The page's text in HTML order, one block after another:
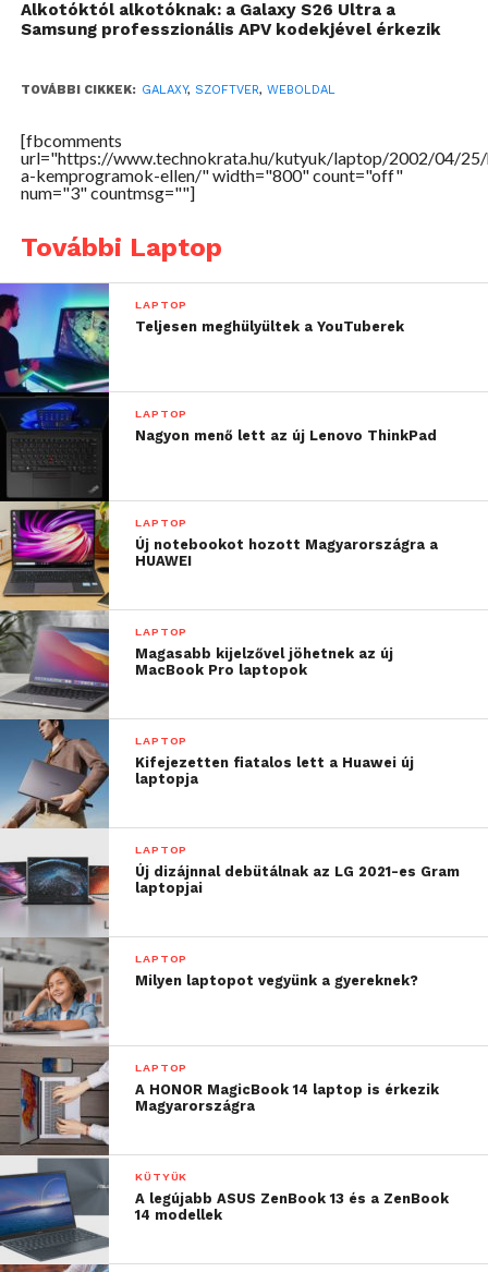
Szintén érdekes, hogy a módosított file-csere
programokat sokszor az eredeti program
annyit sikerült elérniük, hogy a Kazaalite eltűnt a
terjedését már nem tudják megakadályozni.
Valószínűleg ugyanúgy bele kell nyugodniuk az
ilyen programok létezésébe, mint ahogy azt a
Alkotóktól alkotóknak: a Galaxy S26 Ultra a
Samsung professzionális APV kodekjével érkezik
TOVÁBBI CIKKEK: GALAXY, SZOFTVER, WEBOLDAL
[fbcomments
url="https://www.technokrata.hu/kutyuk/laptop/2002/04/
a-kemprogramok-ellen/" width="800" count="off"
num="3" countmsg=""]
További Laptop
LAPTOP
Teljesen meghülyültek a YouTuberek
LAPTOP
Nagyon menő lett az új Lenovo ThinkPad
LAPTOP
Új notebookot hozott Magyarországra a
HUAWEI
LAPTOP
Magasabb kijelzővel jöhetnek az új
MacBook Pro laptopok
LAPTOP
Kifejezetten fiatalos lett a Huawei új
laptopja
LAPTOP
Új dizájnnal debütálnak az LG 2021-es Gram
laptopjai
LAPTOP
Milyen laptopot vegyünk a gyereknek?
LAPTOP
A HONOR MagicBook 14 laptop is érkezik
Magyarországra
KÜTYÜK
A legújabb ASUS ZenBook 13 és a ZenBook
14 modellek